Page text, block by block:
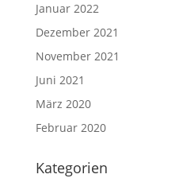
Januar 2022
Dezember 2021
November 2021
Juni 2021
März 2020
Februar 2020
Kategorien